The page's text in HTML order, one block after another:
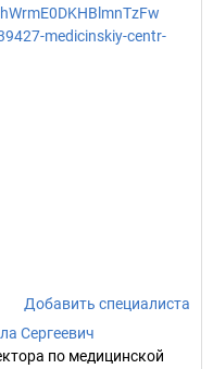
medicinskiy-centr-
Добавить специалиста
Сергеевич
по медицинской